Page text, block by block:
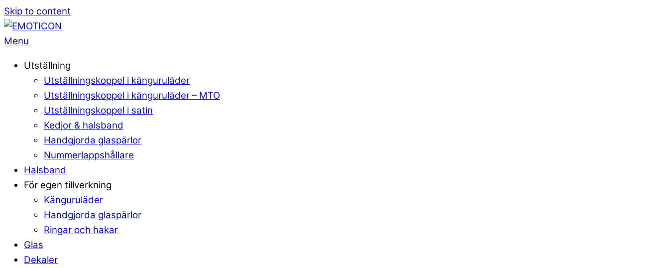
Skip to content
Menu
Utställning
Utställningskoppel i känguruläder
Utställningskoppel i känguruläder – MTO
Utställningskoppel i satin
Kedjor & halsband
Handgjorda glaspärlor
Nummerlappshållare
Halsband
För egen tillverkning
Känguruläder
Handgjorda glaspärlor
Ringar och hakar
Glas
Dekaler